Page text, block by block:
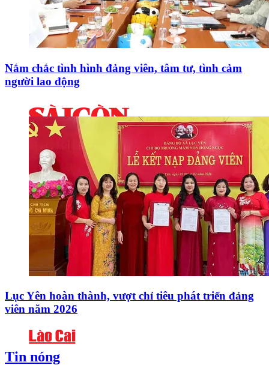
Nắm chắc tình hình đảng viên, tâm tư, tình cảm
người lao động
Lục Yên hoàn thành, vượt chỉ tiêu phát triển đảng
viên năm 2026
Tin nóng